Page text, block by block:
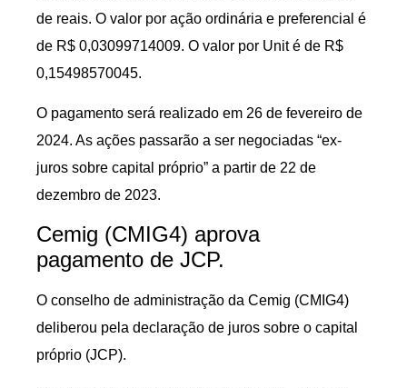
de reais. O valor por ação ordinária e preferencial é
de R$ 0,03099714009. O valor por Unit é de R$
0,15498570045.
O pagamento será realizado em 26 de fevereiro de
2024. As ações passarão a ser negociadas “ex-
juros sobre capital próprio” a partir de 22 de
dezembro de 2023.
Cemig (CMIG4) aprova
pagamento de JCP.
O conselho de administração da Cemig (CMIG4)
deliberou pela declaração de juros sobre o capital
próprio (JCP).